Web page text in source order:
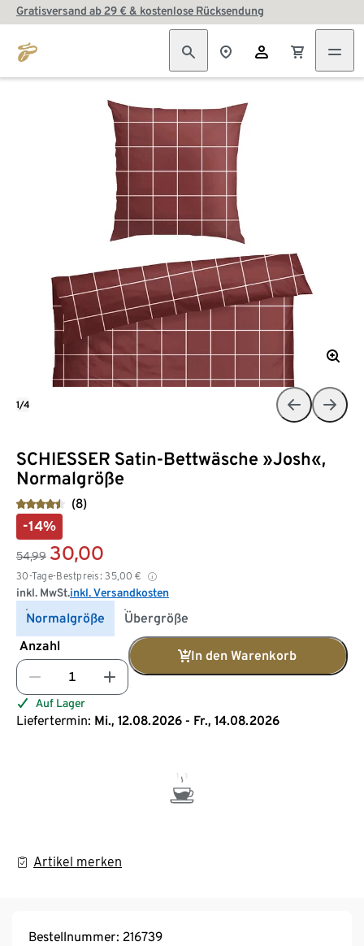
Gratisversand ab 29 € & kostenlose Rücksendung
SCHIESSER Satin-Bettwäsche »Josh«,
Normalgröße
(8)
-14%
54,99 30,00
30-Tage-Bestpreis: 35,00 €
inkl. MwSt.inkl. Versandkosten
Normalgröße
Übergröße
Anzahl
In den Warenkorb
Auf Lager
Liefertermin: Mi., 12.08.2026 - Fr., 14.08.2026
Artikel merken
1/4
Bestellnummer: 216739